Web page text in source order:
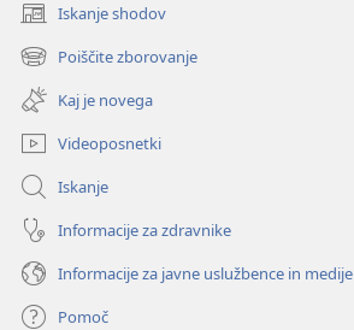
Iskanje shodov
(odpre
novo
okno)
Poiščite zborovanje
(odpre
novo
okno)
Kaj je novega
Videoposnetki
Iskanje
Informacije za zdravnike
Informacije za javne uslužbence in medije
Pomoč